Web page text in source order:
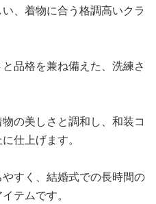
、着物に合う格調高いクラ
品格を兼ね備えた、洗練さ
の美しさと調和し、和装コ
仕上げます。
すく、結婚式での長時間の
テムです。